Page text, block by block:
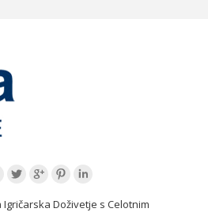
Doživetje s Celotnim